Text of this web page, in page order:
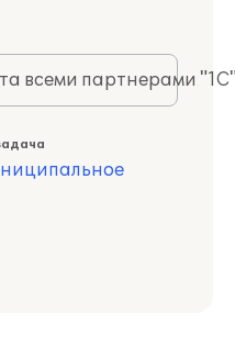
всеми партнерами